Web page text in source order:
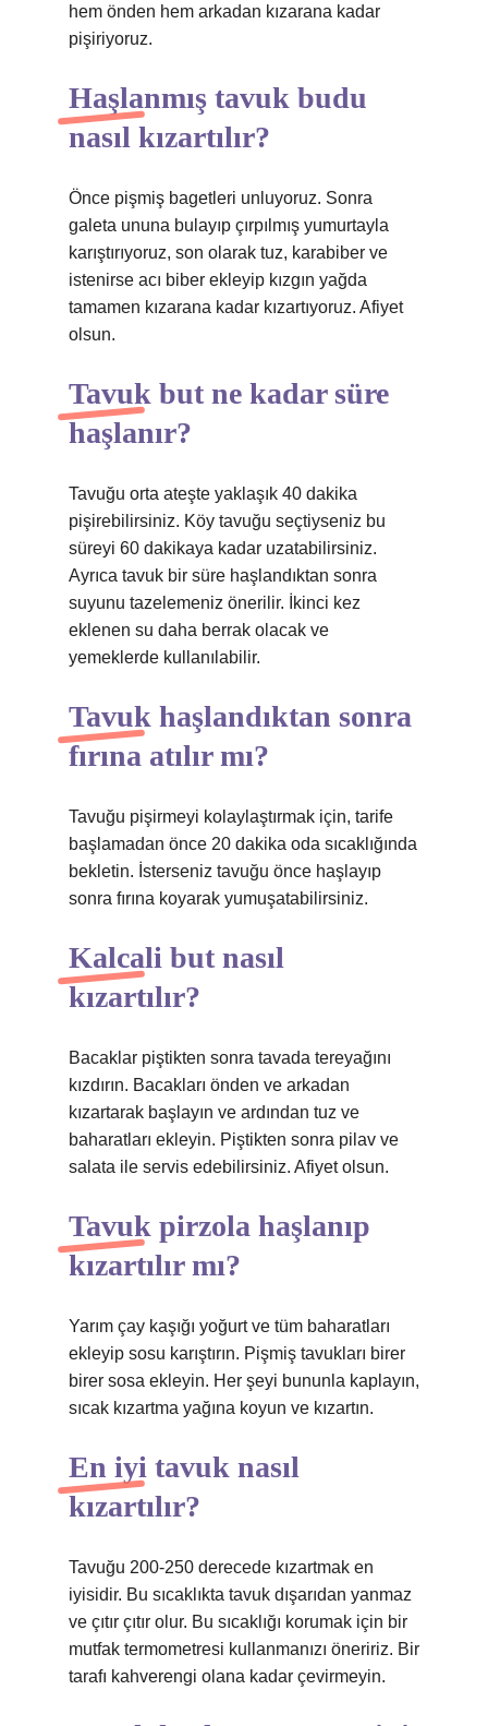
hem önden hem arkadan kızarana kadar
pişiriyoruz.
Haşlanmış tavuk budu
nasıl kızartılır?
Önce pişmiş bagetleri unluyoruz. Sonra
galeta ununa bulayıp çırpılmış yumurtayla
karıştırıyoruz, son olarak tuz, karabiber ve
istenirse acı biber ekleyip kızgın yağda
tamamen kızarana kadar kızartıyoruz. Afiyet
olsun.
Tavuk but ne kadar süre
haşlanır?
Tavuğu orta ateşte yaklaşık 40 dakika
pişirebilirsiniz. Köy tavuğu seçtiyseniz bu
süreyi 60 dakikaya kadar uzatabilirsiniz.
Ayrıca tavuk bir süre haşlandıktan sonra
suyunu tazelemeniz önerilir. İkinci kez
eklenen su daha berrak olacak ve
yemeklerde kullanılabilir.
Tavuk haşlandıktan sonra
fırına atılır mı?
Tavuğu pişirmeyi kolaylaştırmak için, tarife
başlamadan önce 20 dakika oda sıcaklığında
bekletin. İsterseniz tavuğu önce haşlayıp
sonra fırına koyarak yumuşatabilirsiniz.
Kalcali but nasıl
kızartılır?
Bacaklar piştikten sonra tavada tereyağını
kızdırın. Bacakları önden ve arkadan
kızartarak başlayın ve ardından tuz ve
baharatları ekleyin. Piştikten sonra pilav ve
salata ile servis edebilirsiniz. Afiyet olsun.
Tavuk pirzola haşlanıp
kızartılır mı?
Yarım çay kaşığı yoğurt ve tüm baharatları
ekleyip sosu karıştırın. Pişmiş tavukları birer
birer sosa ekleyin. Her şeyi bununla kaplayın,
sıcak kızartma yağına koyun ve kızartın.
En iyi tavuk nasıl
kızartılır?
Tavuğu 200-250 derecede kızartmak en
iyisidir. Bu sıcaklıkta tavuk dışarıdan yanmaz
ve çıtır çıtır olur. Bu sıcaklığı korumak için bir
mutfak termometresi kullanmanızı öneririz. Bir
tarafı kahverengi olana kadar çevirmeyin.